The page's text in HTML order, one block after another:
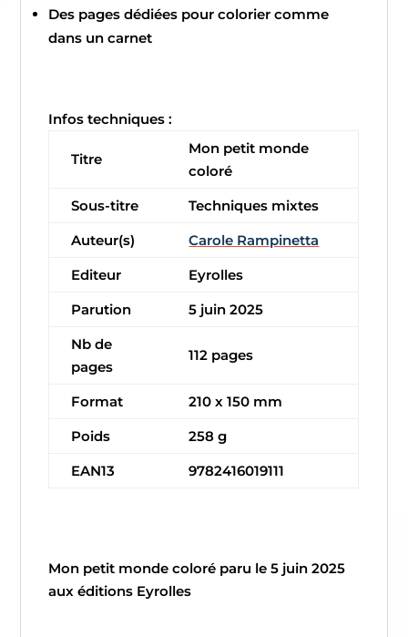
Des pages dédiées pour colorier comme
dans un carnet
Infos techniques :
Titre
Mon petit monde
coloré
Sous-titre
Techniques mixtes
Auteur(s)
Carole Rampinetta
Editeur
Eyrolles
Parution
5 juin 2025
Nb de
pages
112 pages
Format
210 x 150 mm
Poids
258 g
EAN13
9782416019111
Mon petit monde coloré paru le 5 juin 2025
aux éditions Eyrolles